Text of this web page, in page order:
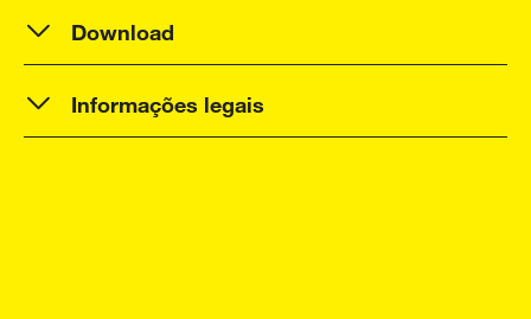
Download
Informações legais